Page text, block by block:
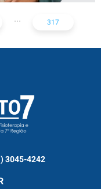
... 317
3045-4242